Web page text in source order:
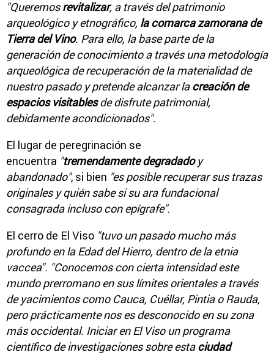
"Queremosrevitalizar, a través del patrimonio
arqueológico y etnográfico, la comarca zamorana de
Tierra del Vino. Para ello, la base parte de la
generación de conocimiento a través una metodología
arqueológica de recuperación de la materialidad de
nuestro pasado y pretende alcanzar lacreación de
espacios visitablesde disfrute patrimonial,
debidamente acondicionados".
El lugar de peregrinación se
encuentra "tremendamente degradadoy
abandonado", si bien "es posible recuperar sus trazas
originales y quién sabe si su ara fundacional
consagrada incluso con epígrafe".
El cerro de El Viso "tuvo un pasado mucho más
profundo en la Edad del Hierro, dentro de la etnia
vaccea". "Conocemos con cierta intensidad este
mundo prerromano en sus límites orientales a través
de yacimientos como Cauca, Cuéllar, Pintia o Rauda,
pero prácticamente nos es desconocido en su zona
más occidental. Iniciar en El Viso un programa
científico de investigaciones sobre estaciudad